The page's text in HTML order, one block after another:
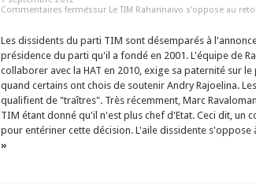
Commentaires ferméssur Le TIM Raharinaivo s’oppose au
Les dissidents du parti TIM sont désemparés à
présidence du parti qu'il a fondé en 2001. L'équipe de
collaborer avec la HAT en 2010, exige sa paternité sur
quand certains ont chois de soutenir Andry Rajoelina.
qualifient de "traîtres". Très récemment, Marc
TIM étant donné qu'il n'est plus chef d'Etat. Ceci dit, un
pour entériner cette décision. L'aile dissidente s'oppose
»